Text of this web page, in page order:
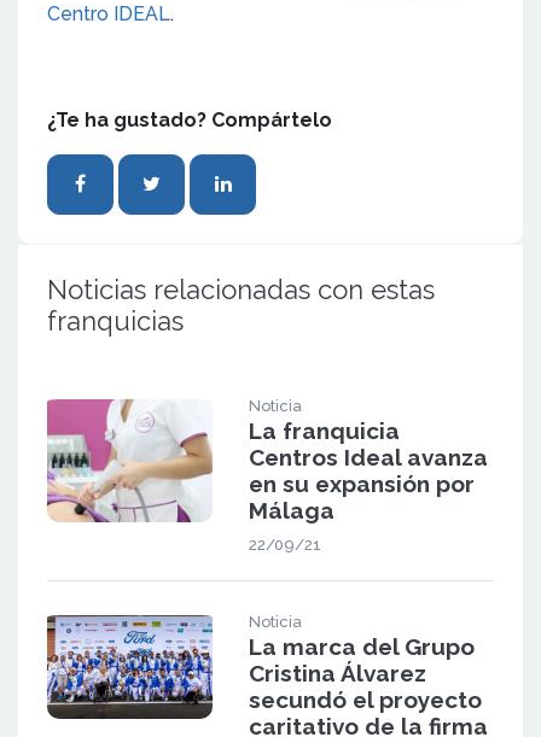
Centro IDEAL.
¿Te ha gustado? Compártelo
Noticias relacionadas con estas
franquicias
Noticia
La franquicia
Centros Ideal avanza
en su expansión por
Málaga
22/09/21
Noticia
La marca del Grupo
Cristina Álvarez
secundó el proyecto
caritativo de la firma